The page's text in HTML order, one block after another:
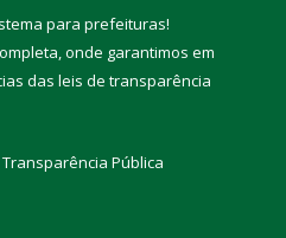
para prefeituras!
onde garantimos em
das leis de transparência
Pública